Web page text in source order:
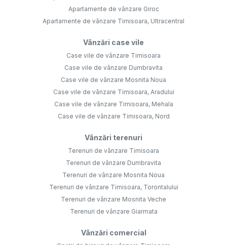
Apartamente de vânzare Giroc
Apartamente de vânzare Timisoara, Ultracentral
Vânzări case vile
Case vile de vânzare Timisoara
Case vile de vânzare Dumbravita
Case vile de vânzare Mosnita Noua
Case vile de vânzare Timisoara, Aradului
Case vile de vânzare Timisoara, Mehala
Case vile de vânzare Timisoara, Nord
Vânzări terenuri
Terenuri de vânzare Timisoara
Terenuri de vânzare Dumbravita
Terenuri de vânzare Mosnita Noua
Terenuri de vânzare Timisoara, Torontalului
Terenuri de vânzare Mosnita Veche
Terenuri de vânzare Giarmata
Vânzări comercial